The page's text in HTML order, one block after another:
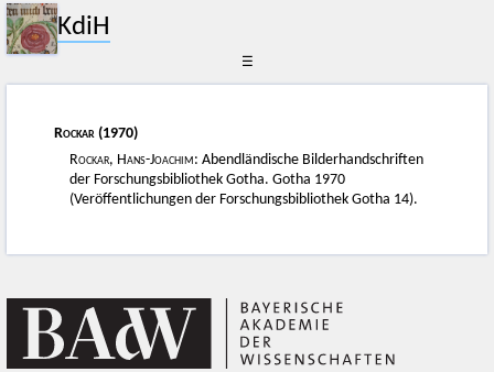
KdiH
☰
Rockar (1970)
Rockar, Hans-Joachim: Abendländische Bilderhandschriften
der Forschungsbibliothek Gotha. Gotha 1970
(Veröffentlichungen der Forschungsbibliothek Gotha 14).